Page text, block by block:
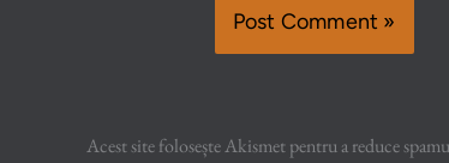
Acest site folosește Akismet pentru a reduce